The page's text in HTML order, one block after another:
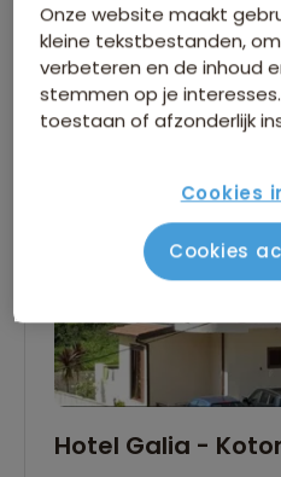
Hotel Galia - Kotor
Onze website maakt
kleine tekstbestanden,
verbeteren en de inhoud
stemmen op je
toestaan of afzonderlijk
Cookies
Cookies